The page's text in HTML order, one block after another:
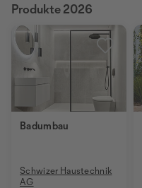
Badumbau
Schwizer Haustechnik
AG
Produkte 2026